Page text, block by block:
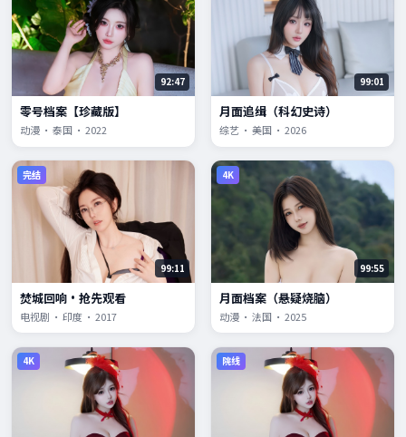
92:47
零号档案【珍藏版】
动漫 · 泰国 · 2022
99:01
月面追缉（科幻史诗）
综艺 · 美国 · 2026
完结
99:11
焚城回响·抢先观看
电视剧 · 印度 · 2017
4K
99:55
月面档案（悬疑烧脑）
动漫 · 法国 · 2025
4K 院线